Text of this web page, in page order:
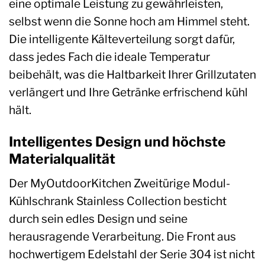
eine optimale Leistung zu gewährleisten,
selbst wenn die Sonne hoch am Himmel steht.
Die intelligente Kälteverteilung sorgt dafür,
dass jedes Fach die ideale Temperatur
beibehält, was die Haltbarkeit Ihrer Grillzutaten
verlängert und Ihre Getränke erfrischend kühl
hält.
Intelligentes Design und höchste
Materialqualität
Der MyOutdoorKitchen Zweitürige Modul-
Kühlschrank Stainless Collection besticht
durch sein edles Design und seine
herausragende Verarbeitung. Die Front aus
hochwertigem Edelstahl der Serie 304 ist nicht